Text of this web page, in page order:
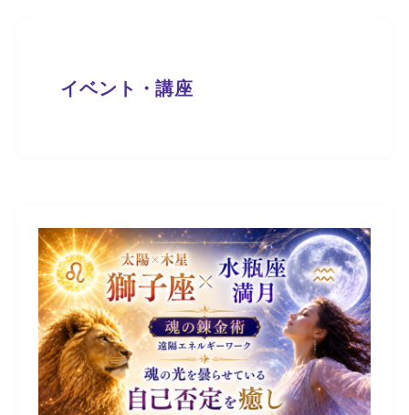
イベント・講座